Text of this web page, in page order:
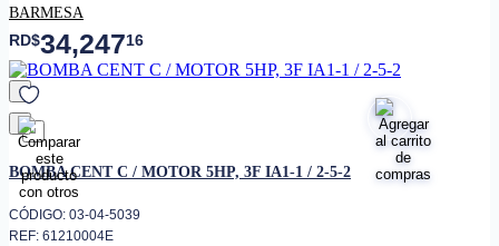
BARMESA
RD$34,24716
favorito
BOMBA CENT C / MOTOR 5HP, 3F IA1-1 / 2-5-2
CÓDIGO: 03-04-5039
REF: 61210004E